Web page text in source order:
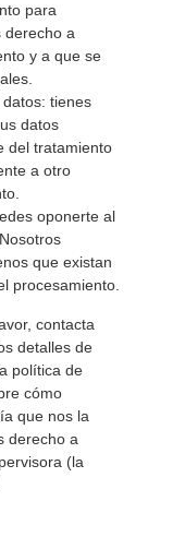
para
derecho a
y a que se
tienes
datos
del tratamiento
a otro
oponerte al
que existan
procesamiento.
contacta
detalles de
política de
cómo
que nos la
derecho a
(la